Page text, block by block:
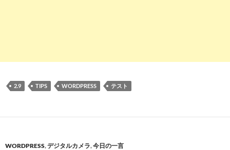
2.9 TIPS WORDPRESS テスト
WORDPRESS,デジタルカメラ,今日の一言